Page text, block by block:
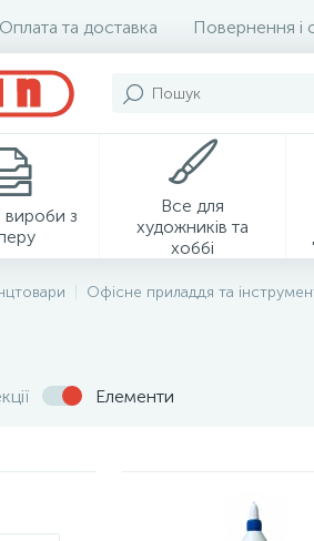
Оплата та доставка Повернення і
вироби з
Все для
художників та
хоббі
Офісне приладдя та
Елементи